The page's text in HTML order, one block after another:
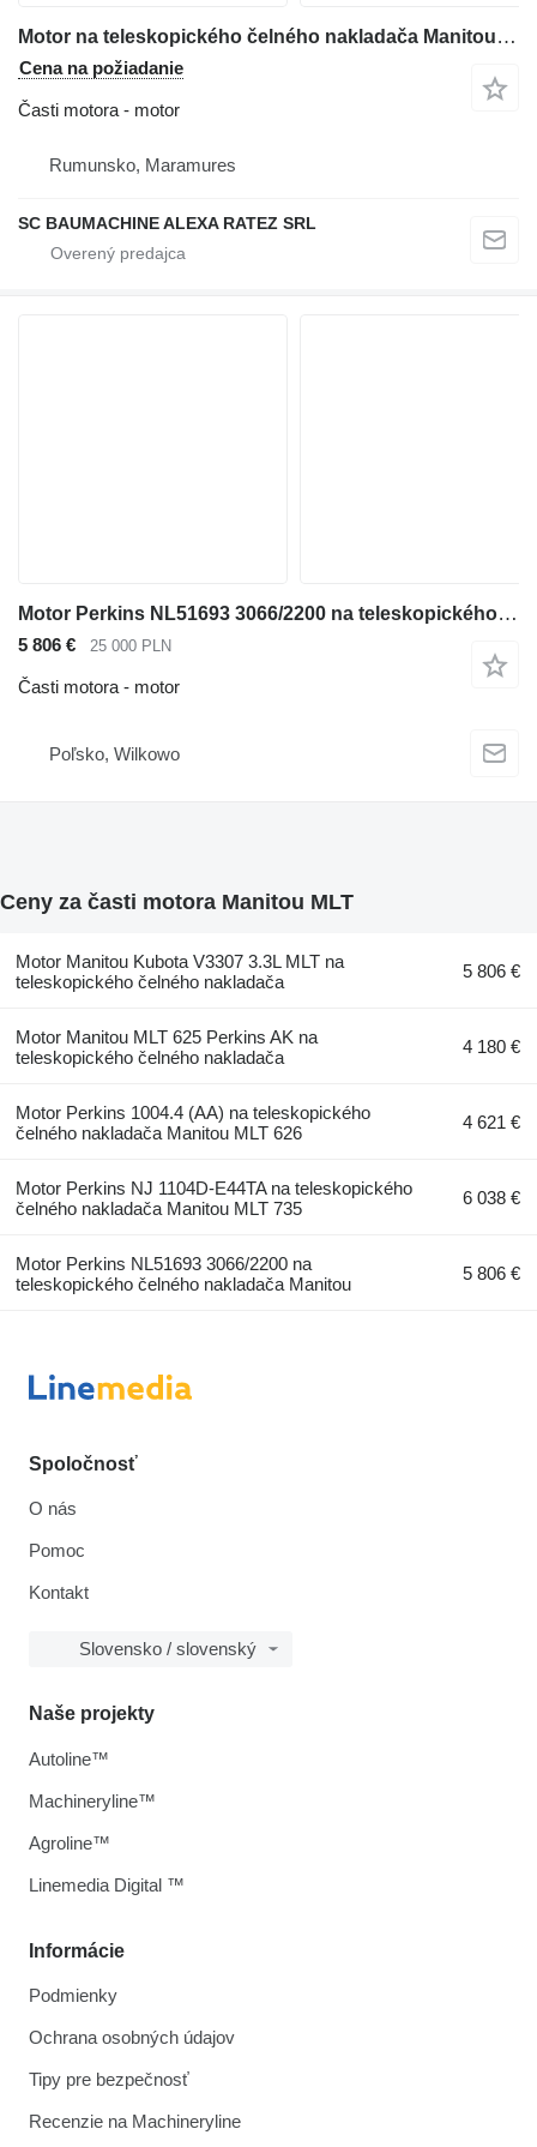
Motor na teleskopického čelného nakladača Manitou MT1337 SL
Cena na požiadanie
Časti motora - motor
Rumunsko, Maramures
SC BAUMACHINE ALEXA RATEZ SRL
Motor Perkins NL51693 3066/2200 na teleskopického čelného nakladača Manitou
5 806 € 25 000 PLN
Časti motora - motor
Poľsko, Wilkowo
Ceny za časti motora Manitou MLT
Motor Manitou Kubota V3307 3.3L MLT na
teleskopického čelného nakladača
5 806 €
Motor Manitou MLT 625 Perkins AK na
teleskopického čelného nakladača
4 180 €
Motor Perkins 1004.4 (AA) na teleskopického
čelného nakladača Manitou MLT 626
4 621 €
Motor Perkins NJ 1104D-E44TA na teleskopického
čelného nakladača Manitou MLT 735
6 038 €
Motor Perkins NL51693 3066/2200 na
teleskopického čelného nakladača Manitou
5 806 €
Spoločnosť
O nás
Pomoc
Kontakt
Slovensko / slovenský
Informácie
Podmienky
Ochrana osobných údajov
Tipy pre bezpečnosť
Recenzie na Machineryline
Naše projekty
Autoline™
Machineryline™
Agroline™
Linemedia Digital ™